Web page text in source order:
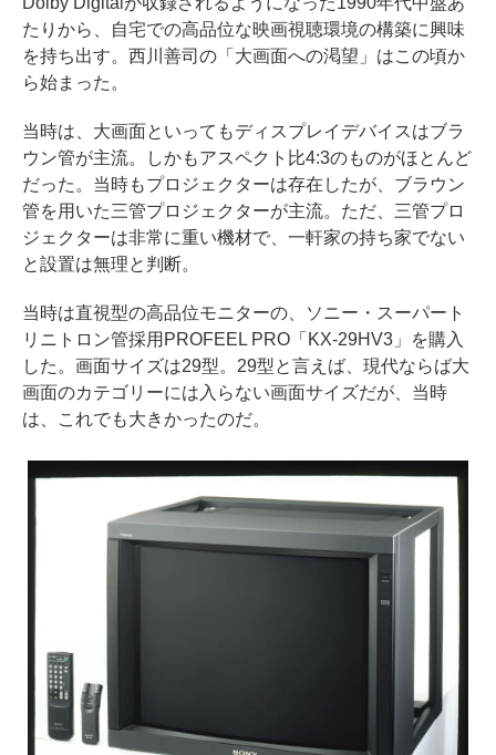
たりから、自宅での高品位な映画視聴環境の構築に興味
を持ち出す。西川善司の「大画面への渇望」はこの頃か
ら始まった。
当時は、大画面といってもディスプレイデバイスはブラ
ウン管が主流。しかもアスペクト比4:3のものがほとんど
だった。当時もプロジェクターは存在したが、ブラウン
管を用いた三管プロジェクターが主流。ただ、三管プロ
ジェクターは非常に重い機材で、一軒家の持ち家でない
と設置は無理と判断。
当時は直視型の高品位モニターの、ソニー・スーパート
リニトロン管採用PROFEEL PRO「KX-29HV3」を購入
した。画面サイズは29型。29型と言えば、現代ならば大
画面のカテゴリーには入らない画面サイズだが、当時
は、これでも大きかったのだ。